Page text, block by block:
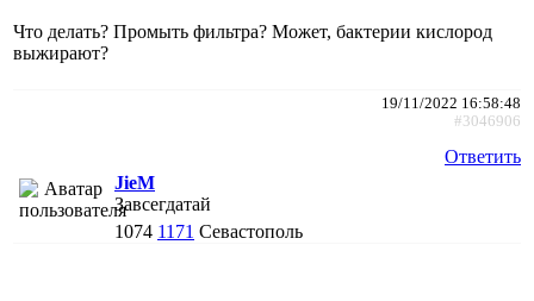
Что делать? Промыть фильтра? Может, бактерии кислород
выжирают?
19/11/2022 16:58:48
#3046906
Ответить
JieM
Завсегдатай
1074 1171 Севастополь